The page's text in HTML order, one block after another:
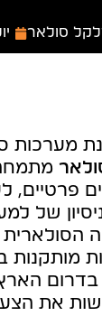
סולאר יולי
מערכות
פרטיים,
מערכות
הארץ
את